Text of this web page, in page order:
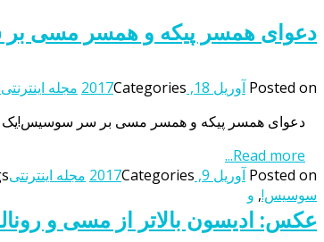
Posted on آوریل 18, 2017 Categories مجله اینترنتی
دعوای همسر پیکه و همسر مسی
دعوای همسر پیکه و همسر مسی بر سر سوسیس!یک
Read more...
Posted on آوریل 9, 2017 Categories مجله اینترنتی
سوسیس!, و
عکس: ادیسون بالاتر از مسی و